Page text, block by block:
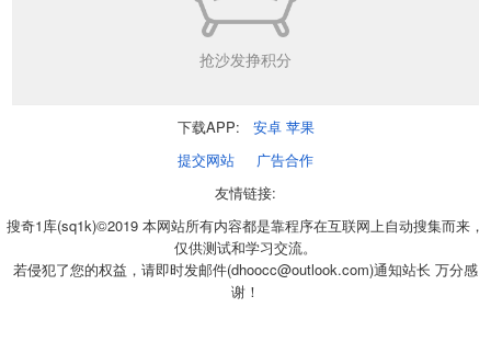
抢沙发挣积分
下载APP: 安卓 苹果
提交网站
广告合作
友情链接:
搜奇1库(sq1k)©2019 本网站所有内容都是靠程序在互联网上自动搜集而来，
仅供测试和学习交流。
若侵犯了您的权益，请即时发邮件(dhoocc@outlook.com)通知站长 万分感
谢！